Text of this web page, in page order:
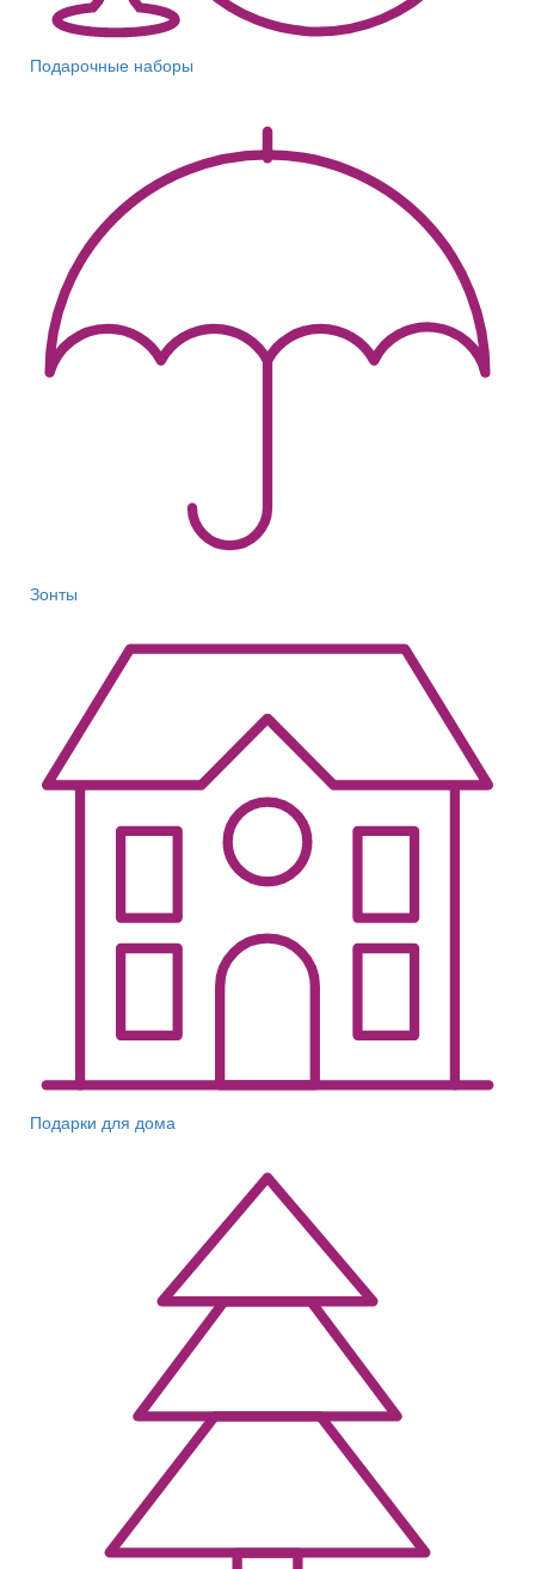
Подарочные наборы
Зонты
Подарки для дома